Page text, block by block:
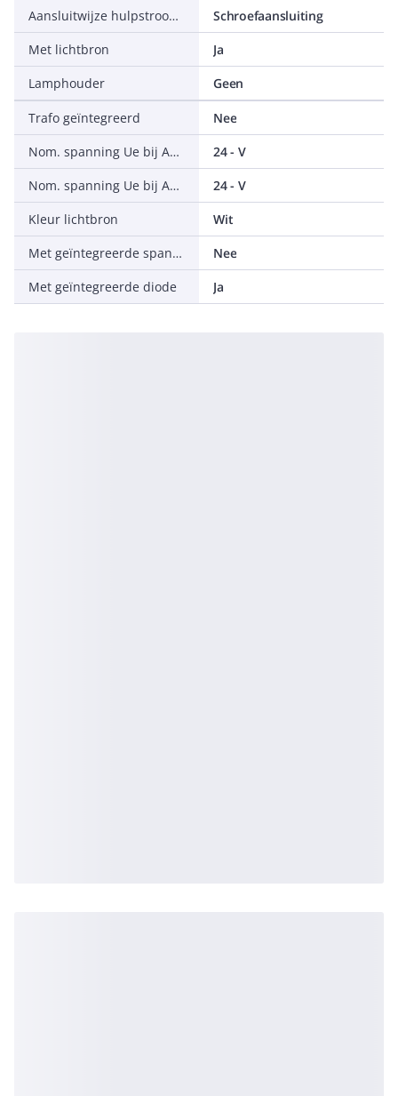
Aansluitwijze hulpstroomcircuit
Schroefaansluiting
Met lichtbron
Ja
Lamphouder
Geen
Trafo geïntegreerd
Nee
Nom. spanning Ue bij AC 50 Hz
24 - V
Nom. spanning Ue bij AC 60 Hz
24 - V
Kleur lichtbron
Wit
Met geïntegreerde spanningverlagende weerstand
Nee
Met geïntegreerde diode
Ja